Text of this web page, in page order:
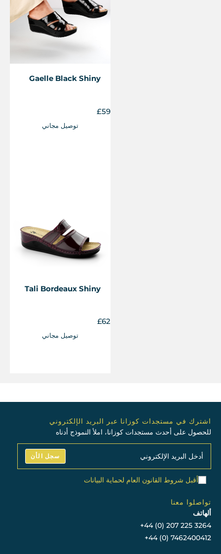
Gaelle Black Shiny
£59
توصيل مجاني
Tali Bordeaux Shiny
£62
توصيل مجاني
اشترك في مستجدات كوزانا عبر البريد الإلكتروني
للحصول على أحدث مستجدات كوزانا، املأ النموذج أدناه
سجل الأن
أقبل شروط القانون العام لحماية البيانات
تواصلوا معنا
ألهاتف
+44 (0) 207 225 3264
+44 (0) 7462400412